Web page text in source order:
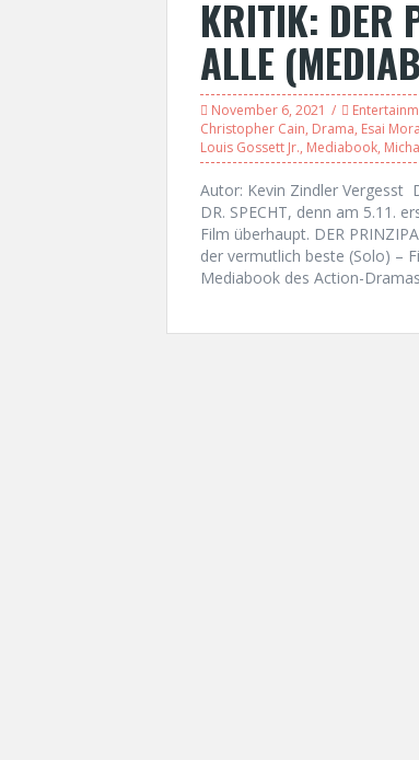
KRITIK: DER
ALLE
November 6, 2021
Christopher Cain, Drama, Esai
Louis Gossett Jr., Mediabook,
Autor: Kevin Zindler Vergesst
DR. SPECHT, denn am 5.11.
Film überhaupt. DER
der vermutlich beste (Solo) –
Mediabook des Action-